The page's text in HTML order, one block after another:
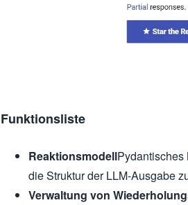
Funktionsliste
ReaktionsmodellPydantisches
die Struktur der LLM-Ausgabe
Verwaltung von